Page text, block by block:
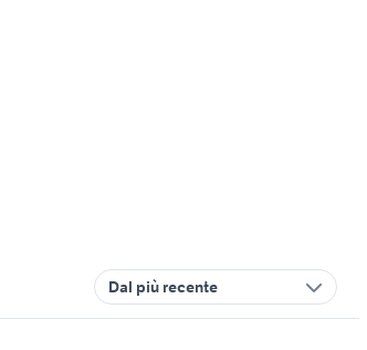
Dal più recente